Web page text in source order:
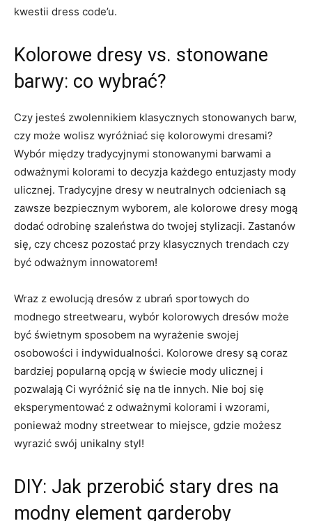
kwestii dress code’u.
Kolorowe dresy ⁣vs. stonowane
barwy: co⁢ wybrać?
Czy jesteś zwolennikiem klasycznych stonowanych barw,
czy może wolisz wyróżniać się kolorowymi dresami?
Wybór ​między tradycyjnymi stonowanymi barwami a⁤
odważnymi kolorami to ⁣decyzja ‌każdego entuzjasty mody
ulicznej. Tradycyjne dresy w neutralnych odcieniach są
zawsze bezpiecznym wyborem, ale kolorowe dresy ​mogą
dodać odrobinę szaleństwa do twojej stylizacji. ⁤Zastanów
się, czy chcesz⁣ pozostać przy⁤ klasycznych trendach czy⁣
być odważnym innowatorem!
Wraz z ewolucją‍ dresów z ubrań ‍sportowych⁣ do‍
modnego streetwearu,⁣ wybór kolorowych dresów może
być świetnym sposobem na⁢ wyrażenie⁣ swojej‍
osobowości i indywidualności. Kolorowe‍ dresy są coraz
bardziej popularną ⁣opcją⁣ w świecie mody ulicznej i
pozwalają Ci wyróżnić się na tle‍ innych. Nie boj się
eksperymentować z odważnymi kolorami i⁤ wzorami,
ponieważ modny streetwear to miejsce, ⁢gdzie możesz
‌wyrazić swój⁢ unikalny styl!
DIY: Jak przerobić‍ stary dres na
modny element garderoby